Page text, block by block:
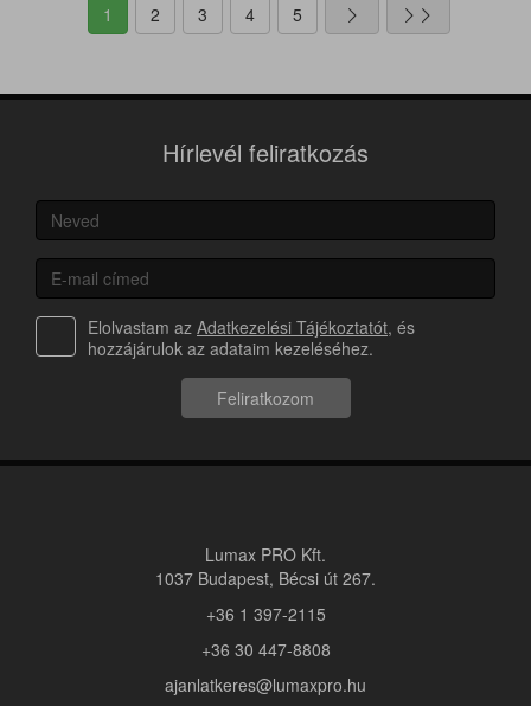
1 2 3 4 5
Hírlevél feliratkozás
Elolvastam az Adatkezelési Tájékoztatót, és
hozzájárulok az adataim kezeléséhez.
Feliratkozom
Lumax PRO Kft.
1037 Budapest, Bécsi út 267.
+36 1 397-2115
+36 30 447-8808
ajanlatkeres@lumaxpro.hu